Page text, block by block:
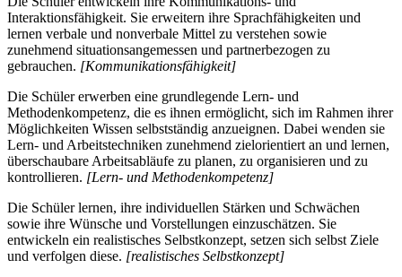
Interaktionsfähigkeit. Sie erweitern ihre Sprachfähigkeiten und
lernen verbale und nonverbale Mittel zu verstehen sowie
zunehmend situationsangemessen und partnerbezogen zu
gebrauchen. [Kommunikationsfähigkeit]
Die Schüler erwerben eine grundlegende Lern- und
Methodenkompetenz, die es ihnen ermöglicht, sich im Rahmen ihrer
Möglichkeiten Wissen selbstständig anzueignen. Dabei wenden sie
Lern- und Arbeitstechniken zunehmend zielorientiert an und lernen,
überschaubare Arbeitsabläufe zu planen, zu organisieren und zu
kontrollieren. [Lern- und Methodenkompetenz]
Die Schüler lernen, ihre individuellen Stärken und Schwächen
sowie ihre Wünsche und Vorstellungen einzuschätzen. Sie
entwickeln ein realistisches Selbstkonzept, setzen sich selbst Ziele
und verfolgen diese. [realistisches Selbstkonzept]